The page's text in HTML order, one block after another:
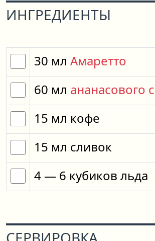
ИНГРЕДИЕНТЫ
30 мл Амаретто
60 мл ананасового
15 мл кофе
15 мл сливок
4 — 6 кубиков льда